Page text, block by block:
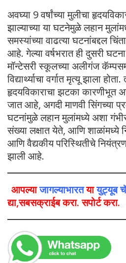
अवघ्या 9 वर्षांच्या मुलीचा
झाल्याच्या या घटनेमुळे लहान
समस्यांच्या वाढत्या घटनांबद्दल
आहे. गेल्या वर्षभरात ही दुसरी
मॉन्टेसरी स्कूलच्या अलीगंज
विद्यार्थ्याचा वर्गात मृत्यू झाला
हृदयविकाराचा झटका कारणीभूत
जात आहे, अगदी माणवी सिंगच्या
घटनांमुळे लहान मुलांमध्ये अशा
संख्या लक्षात येते, आणि शाळांमध्ये
आणि वैद्यकीय परिस्थितीचे
झाली आहे.
आपल्याजागल्याभारतयायुट्यूब
द्या,सबसक्राईब करा. सपोर्ट करा.